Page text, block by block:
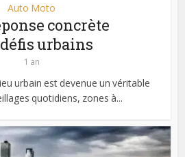
Auto Moto
concrète
urbains
1 an
urbain est devenue un véritable
quotidiens, zones à...